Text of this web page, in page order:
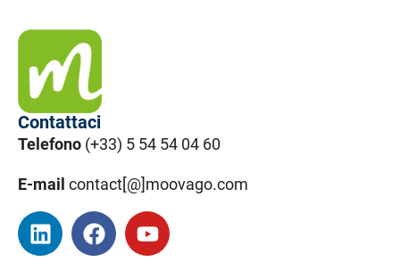
Contattaci
Telefono (+33) 5 54 54 04 60
E-mail contact[@]moovago.com